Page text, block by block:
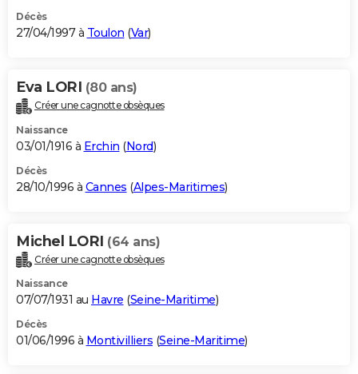
Décès
27/04/1997 à Toulon (Var)
Eva LORI (80 ans)
Créer une cagnotte obsèques
Naissance
03/01/1916 à Erchin (Nord)
Décès
28/10/1996 à Cannes (Alpes-Maritimes)
Michel LORI (64 ans)
Créer une cagnotte obsèques
Naissance
07/07/1931 au Havre (Seine-Maritime)
Décès
01/06/1996 à Montivilliers (Seine-Maritime)